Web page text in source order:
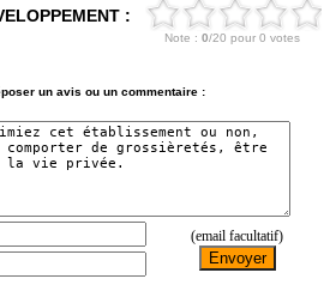
:
un avis ou un commentaire :